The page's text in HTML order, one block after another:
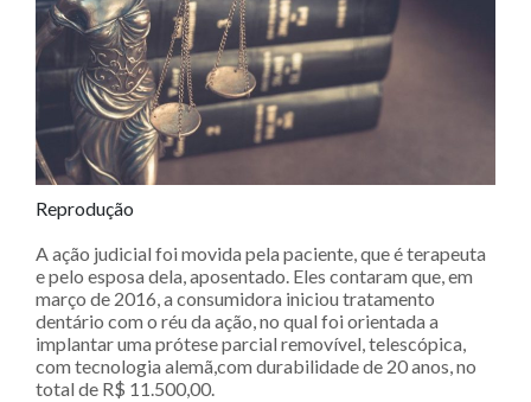
Reprodução
A ação judicial foi movida pela paciente, que é terapeuta
e pelo esposa dela, aposentado. Eles contaram que, em
março de 2016, a consumidora iniciou tratamento
dentário com o réu da ação, no qual foi orientada a
implantar uma prótese parcial removível, telescópica,
com tecnologia alemã,com durabilidade de 20 anos, no
total de R$ 11.500,00.